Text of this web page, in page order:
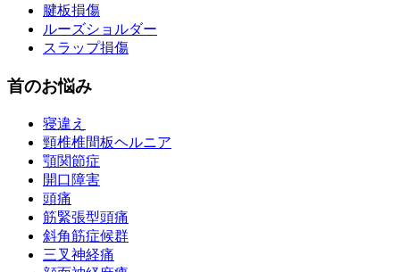
腱板損傷
ルーズショルダー
スラップ損傷
首のお悩み
寝違え
頸椎椎間板ヘルニア
顎関節症
開口障害
頭痛
筋緊張型頭痛
斜角筋症候群
三叉神経痛